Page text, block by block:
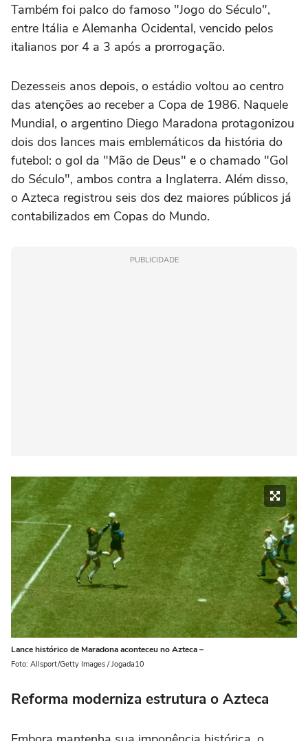
Também foi palco do famoso "Jogo do Século",
entre Itália e Alemanha Ocidental, vencido pelos
italianos por 4 a 3 após a prorrogação.
Dezesseis anos depois, o estádio voltou ao centro
das atenções ao receber a Copa de 1986. Naquele
Mundial, o argentino Diego Maradona protagonizou
dois dos lances mais emblemáticos da história do
futebol: o gol da "Mão de Deus" e o chamado "Gol
do Século", ambos contra a Inglaterra. Além disso,
o Azteca registrou seis dos dez maiores públicos já
contabilizados em Copas do Mundo.
PUBLICIDADE
Lance histórico de Maradona aconteceu no Azteca –
Foto: Allsport/Getty Images / Jogada10
Reforma moderniza estrutura o Azteca